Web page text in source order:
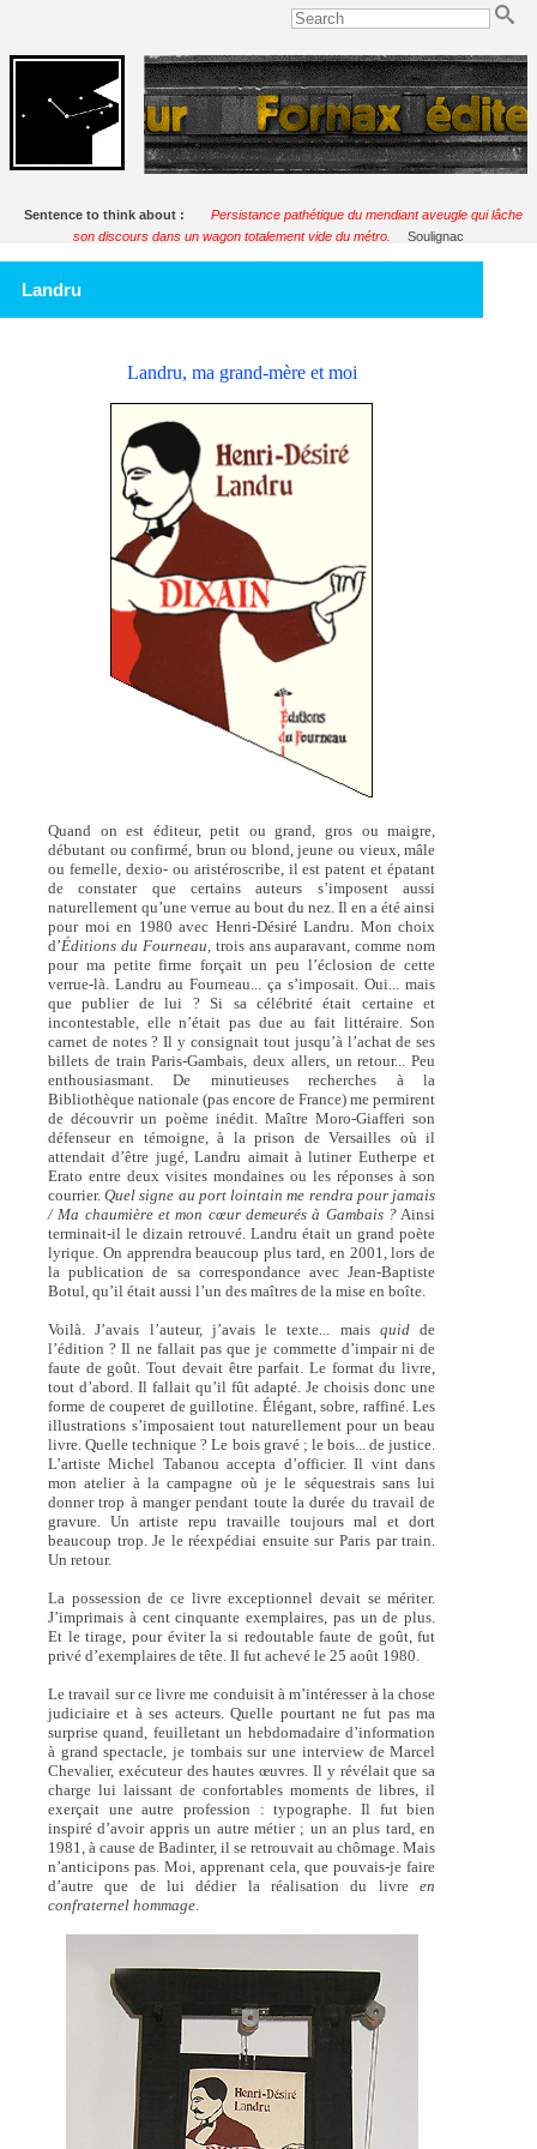
Sentence to think about :
Persistance pathétique du mendiant aveugle qui lâche
son discours dans un wagon totalement vide du métro.
Soulignac
Landru
Landru, ma grand-mère et moi
Quand on est éditeur, petit ou grand, gros ou maigre,
débutant ou confirmé, brun ou blond, jeune ou vieux, mâle
ou femelle, dexio- ou aristéroscribe, il est patent et épatant
de constater que certains auteurs s’imposent aussi
naturellement qu’une verrue au bout du nez. Il en a été ainsi
pour moi en 1980 avec Henri-Désiré Landru. Mon choix
d’Éditions du Fourneau, trois ans auparavant, comme nom
pour ma petite firme forçait un peu l’éclosion de cette
verrue-là. Landru au Fourneau... ça s’imposait. Oui... mais
que publier de lui ? Si sa célébrité était certaine et
incontestable, elle n’était pas due au fait littéraire. Son
carnet de notes ? Il y consignait tout jusqu’à l’achat de ses
billets de train Paris-Gambais, deux allers, un retour... Peu
enthousiasmant. De minutieuses recherches à la
Bibliothèque nationale (pas encore de France) me permirent
de découvrir un poème inédit. Maître Moro-Giafferi son
défenseur en témoigne, à la prison de Versailles où il
attendait d’être jugé, Landru aimait à lutiner Eutherpe et
Erato entre deux visites mondaines ou les réponses à son
courrier.Quel signe au port lointain me rendra pour jamais
/ Ma chaumière et mon cœur demeurés à Gambais ?Ainsi
terminait-il le dizain retrouvé. Landru était un grand poète
lyrique. On apprendra beaucoup plus tard, en 2001, lors de
la publication de sa correspondance avec Jean-Baptiste
Botul, qu’il était aussi l’un des maîtres de la mise en boîte.
Voilà. J’avais l’auteur, j’avais le texte... mais quidde
l’édition ? Il ne fallait pas que je commette d’impair ni de
faute de goût. Tout devait être parfait. Le format du livre,
tout d’abord. Il fallait qu’il fût adapté. Je choisis donc une
forme de couperet de guillotine. Élégant, sobre, raffiné. Les
illustrations s’imposaient tout naturellement pour un beau
livre. Quelle technique ? Le bois gravé ; le bois... de justice.
L’artiste Michel Tabanou accepta d’officier. Il vint dans
mon atelier à la campagne où je le séquestrais sans lui
donner trop à manger pendant toute la durée du travail de
gravure. Un artiste repu travaille toujours mal et dort
beaucoup trop. Je le réexpédiai ensuite sur Paris par train.
Un retour.
La possession de ce livre exceptionnel devait se mériter.
J’imprimais à cent cinquante exemplaires, pas un de plus.
Et le tirage, pour éviter la si redoutable faute de goût, fut
privé d’exemplaires de tête. Il fut achevé le 25 août 1980.
Le travail sur ce livre me conduisit à m’intéresser à la chose
judiciaire et à ses acteurs. Quelle pourtant ne fut pas ma
surprise quand, feuilletant un hebdomadaire d’information
à grand spectacle, je tombais sur une interview de Marcel
Chevalier, exécuteur des hautes œuvres. Il y révélait que sa
charge lui laissant de confortables moments de libres, il
exerçait une autre profession : typographe. Il fut bien
inspiré d’avoir appris un autre métier ; un an plus tard, en
1981, à cause de Badinter, il se retrouvait au chômage. Mais
n’anticipons pas. Moi, apprenant cela, que pouvais-je faire
d’autre que de lui dédier la réalisation du livreen
confraternel hommage.